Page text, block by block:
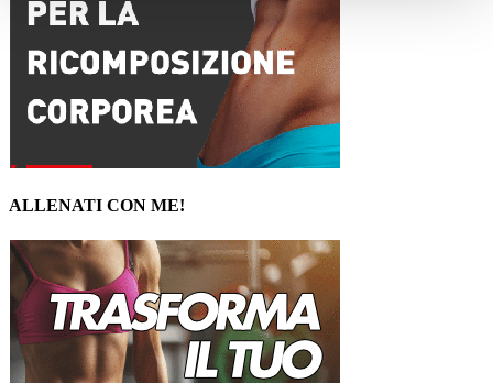
ALLENATI CON ME!